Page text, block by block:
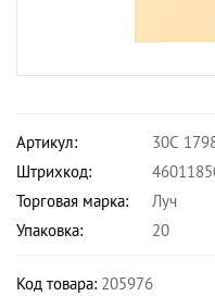
Артикул:
30С
Штрихкод:
Торговая марка:
Луч
Упаковка:
20
Код товара: 205976